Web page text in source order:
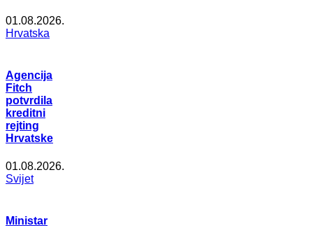
01.08.2026.
Hrvatska
Agencija
Fitch
potvrdila
kreditni
rejting
Hrvatske
01.08.2026.
Svijet
Ministar